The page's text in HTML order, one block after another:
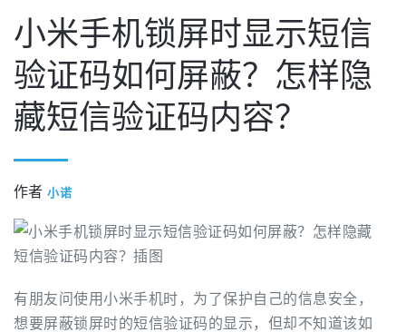
小米手机锁屏时显示短信
验证码如何屏蔽？怎样隐
藏短信验证码内容？
作者 小诺
有朋友问使用小米手机时，为了保护自己的信息安全，
想要屏蔽锁屏时的短信验证码的显示，但却不知道该如